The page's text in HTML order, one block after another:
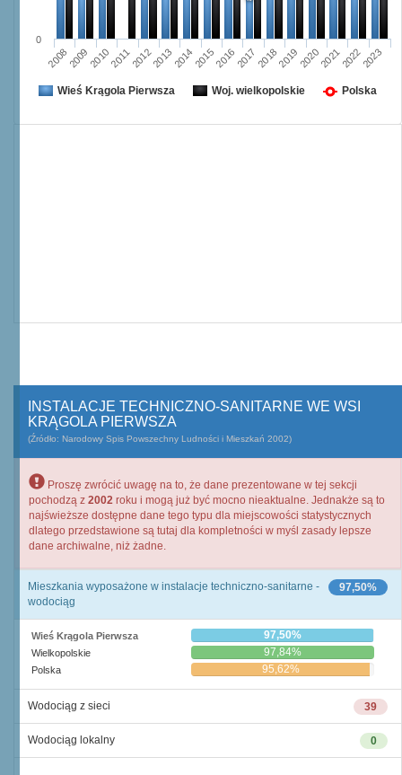
2008200920102011201220132014201520162017201820192020202120222023
0
Wieś Krągola Pierwsza Woj. wielkopolskie Polska
INSTALACJE TECHNICZNO-SANITARNE WE WSI
KRĄGOLA PIERWSZA
(Źródło: Narodowy Spis Powszechny Ludności i Mieszkań 2002)
Proszę zwrócić uwagę na to, że dane prezentowane w tej sekcji
pochodzą z 2002 roku i mogą już być mocno nieaktualne. Jednakże są to
najświeższe dostępne dane tego typu dla miejscowości statystycznych
dlatego przedstawione są tutaj dla kompletności w myśl zasady lepsze
dane archiwalne, niż żadne.
97,50%
Mieszkania wyposażone w instalacje techniczno-sanitarne -
wodociąg
Wieś Krągola Pierwsza 97,50%
Wielkopolskie 97,84%
Polska 95,62%
39
Wodociąg z sieci
0
Wodociąg lokalny